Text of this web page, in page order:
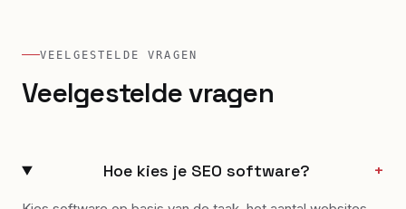
VEELGESTELDE VRAGEN
Veelgestelde vragen
Hoe kies je SEO software? +